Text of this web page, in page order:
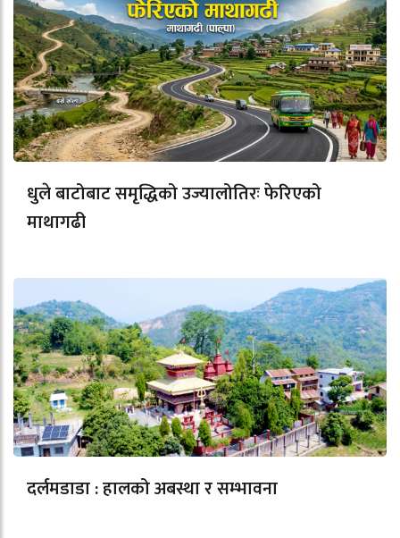
धुले बाटोबाट समृद्धिको उज्यालोतिरः फेरिएको
माथागढी
दर्लमडाडा : हालको अबस्था र सम्भावना